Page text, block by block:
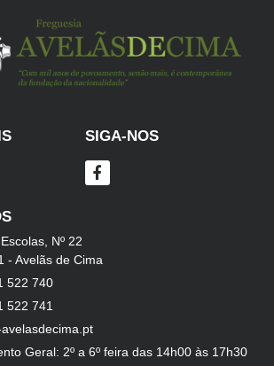
SIGA-NOS
Nº 22
- Avelãs de Cima
522 740
522 741
Geral: 2º a 6º feira das 14h00 às 17h30